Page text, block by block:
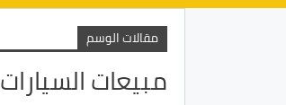
مقالات الوسم
مبيعات السيارات 2023